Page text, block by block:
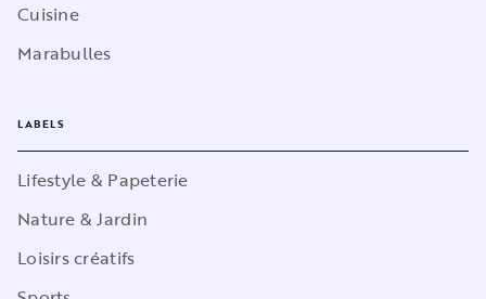
Cuisine
Marabulles
LABELS
Lifestyle & Papeterie
Nature & Jardin
Loisirs créatifs